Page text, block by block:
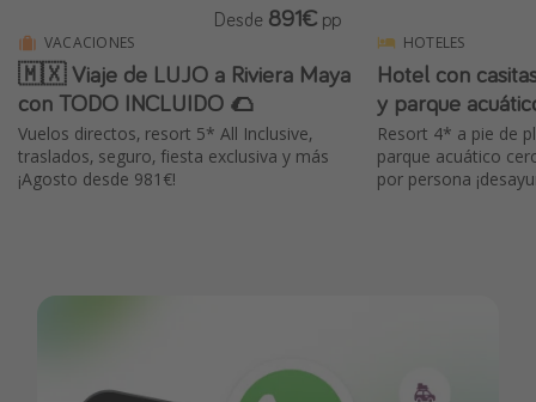
VACACIONES
🇲🇽 Viaje de LUJO a Riviera Maya
con TODO INCLUIDO 🌮
Vuelos directos, resort 5* All Inclusive,
traslados, seguro, fiesta exclusiva y más
¡Agosto desde 981€!
Desde 891€ pp
HOTELES
Hotel con
y parque
Resort 4* a pie de
parque acuático
por persona